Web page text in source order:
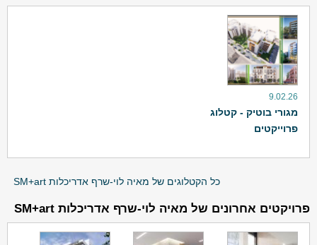
9.02.26
מגורי בוטיק - קטלוג
פרוייקטים
כל הקטלוגים של מאיה לוי-שרף אדריכלות SM+art
פרויקטים אחרונים של מאיה לוי-שרף אדריכלות SM+art